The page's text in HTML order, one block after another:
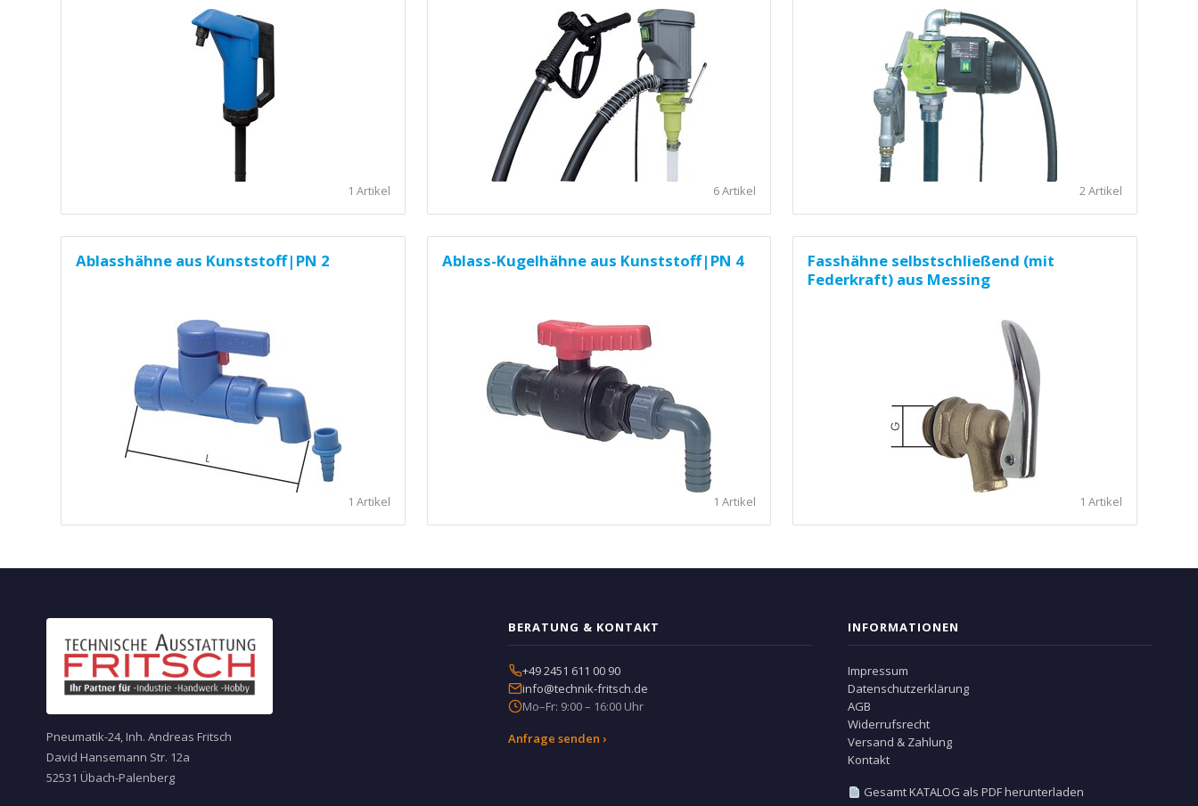
1 Artikel 6 Artikel 2 Artikel
Ablasshähne aus Kunststoff|PN 2
1 Artikel
Ablass-Kugelhähne aus Kunststoff|PN 4
1 Artikel
Fasshähne selbstschließend (mit
Federkraft) aus Messing
1 Artikel
Pneumatik-24, Inh. Andreas Fritsch
David Hansemann Str. 12a
52531 Übach-Palenberg
BERATUNG & KONTAKT
+49 2451 611 00 90
info@technik-fritsch.de
Mo–Fr: 9:00 – 16:00 Uhr
Anfrage senden ›
INFORMATIONEN
Impressum
Datenschutzerklärung
AGB
Widerrufsrecht
Versand & Zahlung
Kontakt
Gesamt KATALOG als PDF herunterladen